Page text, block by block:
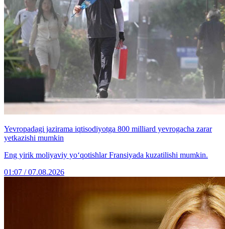
Yevropadagi jazirama iqtisodiyotga 800 milliard yevrogacha zarar
yetkazishi mumkin
Eng yirik moliyaviy yo‘qotishlar Fransiyada kuzatilishi mumkin.
01:07 / 07.08.2026